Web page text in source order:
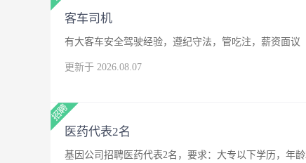
客车司机
有大客车安全驾驶经验，遵纪守法，管吃注，薪资面议
更新于 2026.08.07
医药代表2名
基因公司招聘医药代表2名，要求：大专以下学历，年